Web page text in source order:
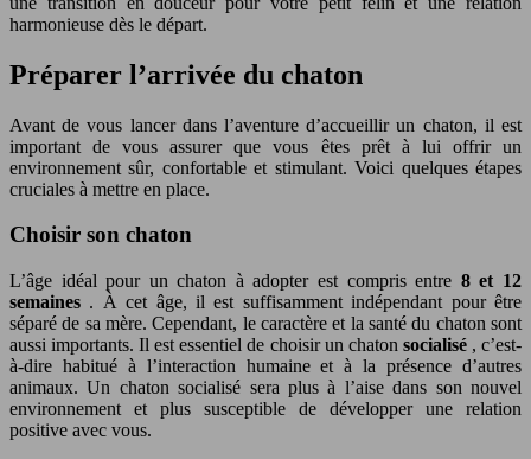
harmonieuse dès le départ.
Préparer l’arrivée du chaton
Avant de vous lancer dans l’aventure d’accueillir un chaton, il est
important de vous assurer que vous êtes prêt à lui offrir un
environnement sûr, confortable et stimulant. Voici quelques étapes
cruciales à mettre en place.
Choisir son chaton
L’âge idéal pour un chaton à adopter est compris entre 8 et 12
semaines . À cet âge, il est suffisamment indépendant pour être
séparé de sa mère. Cependant, le caractère et la santé du chaton sont
aussi importants. Il est essentiel de choisir un chaton socialisé , c’est-
à-dire habitué à l’interaction humaine et à la présence d’autres
animaux. Un chaton socialisé sera plus à l’aise dans son nouvel
environnement et plus susceptible de développer une relation
positive avec vous.